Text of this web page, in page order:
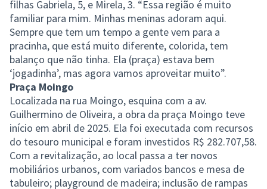
filhas Gabriela, 5, e Mirela, 3. “Essa região é muito
familiar para mim. Minhas meninas adoram aqui.
Sempre que tem um tempo a gente vem para a
pracinha, que está muito diferente, colorida, tem
balanço que não tinha. Ela (praça) estava bem
‘jogadinha’, mas agora vamos aproveitar muito”.
Praça Moingo
Localizada na rua Moingo, esquina com a av.
Guilhermino de Oliveira, a obra da praça Moingo teve
início em abril de 2025. Ela foi executada com recursos
do tesouro municipal e foram investidos R$ 282.707,58.
Com a revitalização, ao local passa a ter novos
mobiliários urbanos, com variados bancos e mesa de
tabuleiro; playground de madeira; inclusão de rampas